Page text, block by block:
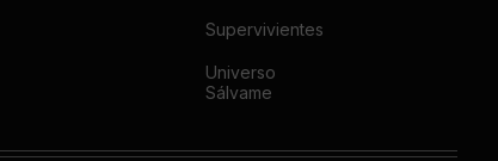
Supervivientes
Universo
Sálvame